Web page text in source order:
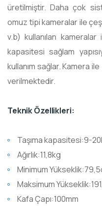
üretilmiştir. Daha çok
omuz tipi kameralar ile
v.b) kullanılan
kapasitesi sağlam
kullanım sağlar. Kamera
verilmektedir.
Teknik Özellikleri:
Taşıma kapasitesi:9-
Ağırlık:11,8kg
Minimum
Maksimum
Kafa Çapı:100mm